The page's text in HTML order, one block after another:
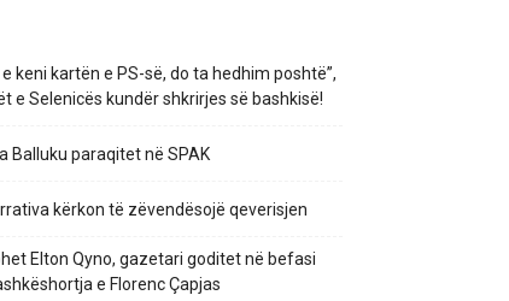
e keni kartën e PS-së, do ta hedhim poshtë”,
e Selenicës kundër shkrirjes së bashkisë!
Balluku paraqitet në SPAK
kërkon të zëvendësojë qeverisjen
Elton Qyno, gazetari goditet në befasi
e Florenc Çapjas